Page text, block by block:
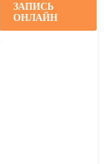
ЗАПИСЬ
ОНЛАЙН